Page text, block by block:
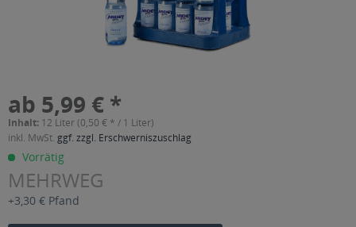
ab 5,99 € *
Inhalt: 12 Liter (0,50 € * / 1 Liter)
inkl. MwSt. ggf. zzgl. Erschwerniszuschlag
Vorrätig
MEHRWEG
+3,30 € Pfand